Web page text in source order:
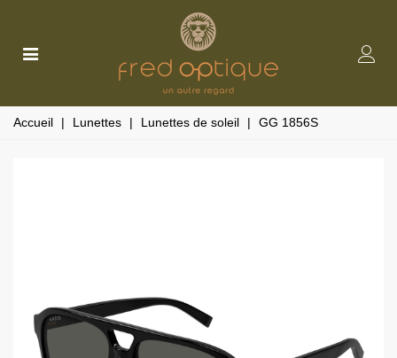
Accueil | Lunettes | Lunettes de soleil | GG 1856S